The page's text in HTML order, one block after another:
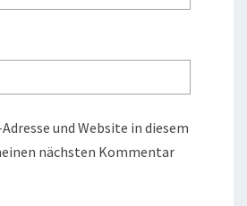
und Website in diesem
nächsten Kommentar